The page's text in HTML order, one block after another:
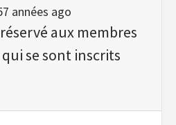
années ago
aux membres
se sont inscrits